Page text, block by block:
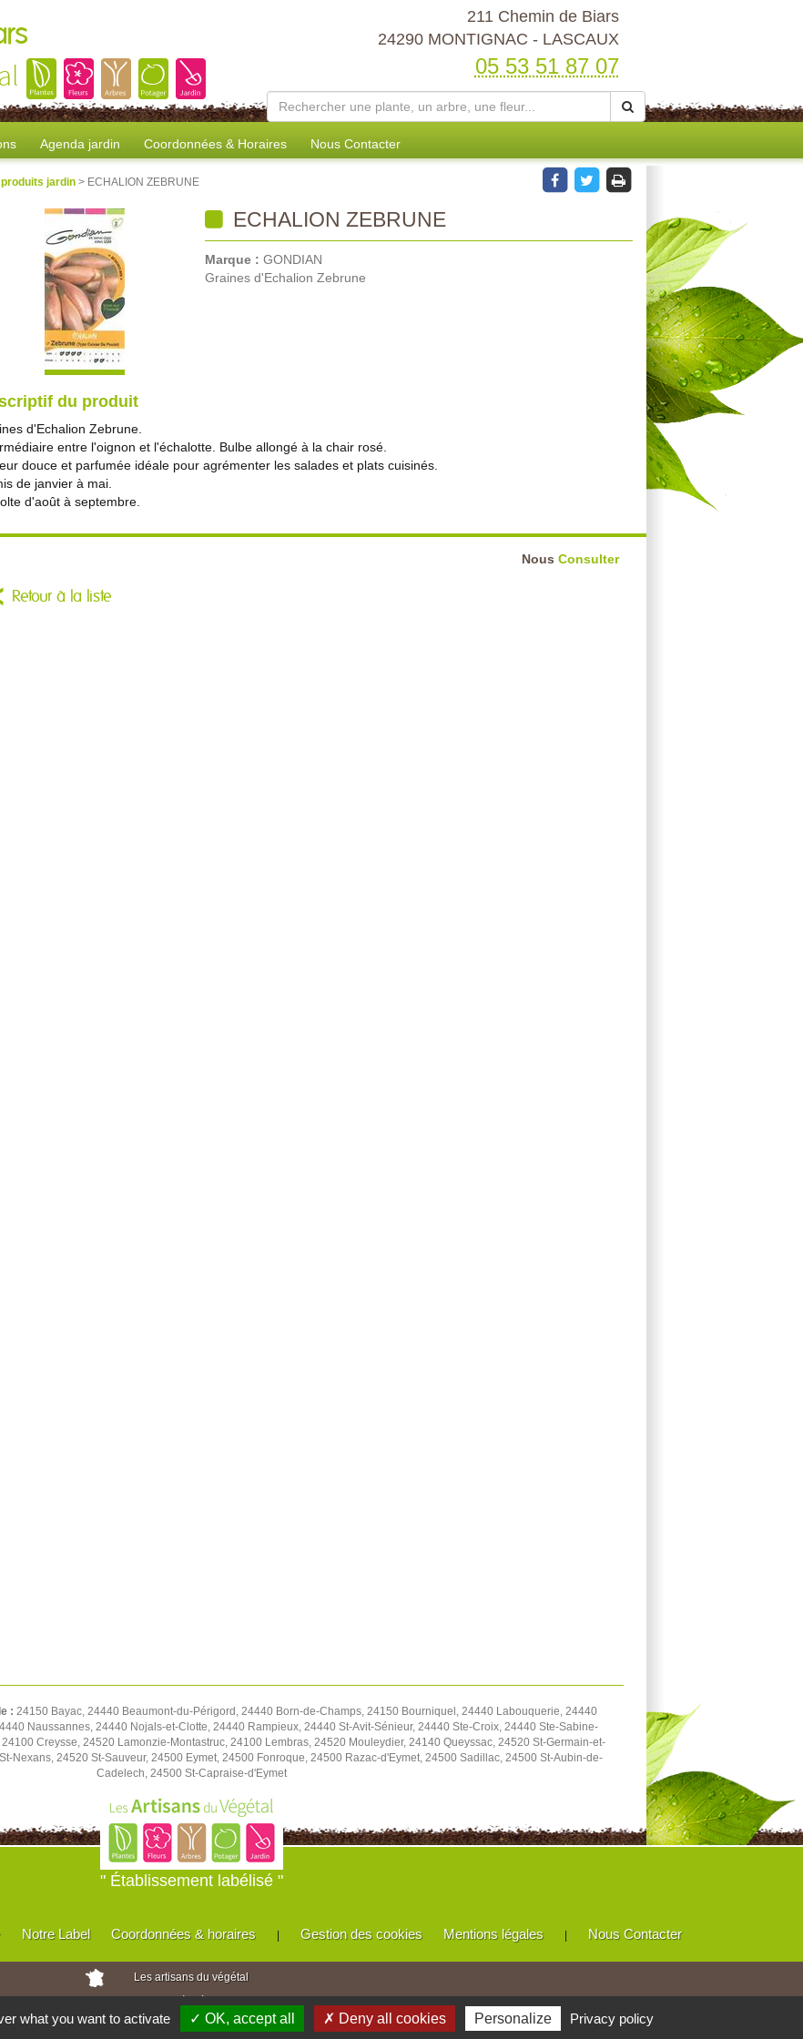
211 Chemin de Biars
24290 MONTIGNAC - LASCAUX
05 53 51 87 07
Agenda jardin Coordonnées & Horaires Nous Contacter
produits jardin > ECHALION ZEBRUNE
ECHALION ZEBRUNE
Marque : GONDIAN
Graines d'Echalion Zebrune
du produit
d'Echalion Zebrune.
entre l'oignon et l'échalotte. Bulbe allongé à la chair rosé.
douce et parfumée idéale pour agrémenter les salades et plats cuisinés.
de janvier à mai.
d'août à septembre.
Nous Consulter
Retour à la liste
: 24150 Bayac, 24440 Beaumont-du-Périgord, 24440 Born-de-Champs, 24150 Bourniquel, 24440 Labouquerie, 24440
Naussannes, 24440 Nojals-et-Clotte, 24440 Rampieux, 24440 St-Avit-Sénieur, 24440 Ste-Croix, 24440 Ste-Sabine-
Creysse, 24520 Lamonzie-Montastruc, 24100 Lembras, 24520 Mouleydier, 24140 Queyssac, 24520 St-Germain-et-
Nexans, 24520 St-Sauveur, 24500 Eymet, 24500 Fonroque, 24500 Razac-d'Eymet, 24500 Sadillac, 24500 St-Aubin-de-
Cadelech, 24500 St-Capraise-d'Eymet
" Établissement labélisé "
Notre Label Coordonnées & horaires | Gestion des cookies Mentions légales | Nous Contacter
Les artisans du végétal
Horticulteurs et pépinièristes de France
WEBEnseignes
what you want to activate ✓ OK, accept all ✗ Deny all cookies Personalize Privacy policy